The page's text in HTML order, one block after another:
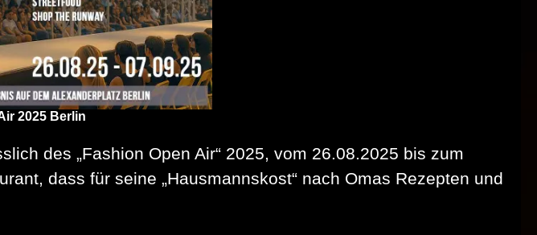
2025 Berlin
des „Fashion Open Air“ 2025, vom 26.08.2025 bis zum
dass für seine „Hausmannskost“ nach Omas Rezepten und